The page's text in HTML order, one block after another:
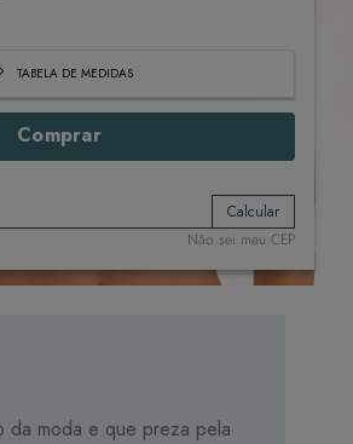
TABELA DE MEDIDAS
Comprar
Calcular
Não sei meu CEP
da moda e que preza pela